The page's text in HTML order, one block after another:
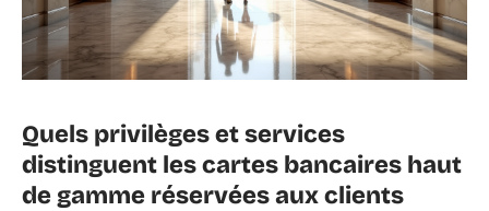
Quels privilèges et services
distinguent les cartes bancaires haut
de gamme réservées aux clients